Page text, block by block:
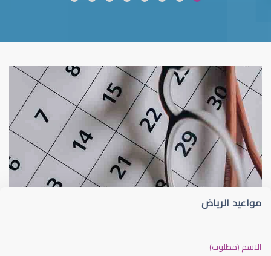
قلوبال لرعاية العين ضعف نظر
مواعيد الرياض
الاسم (مطلوب)